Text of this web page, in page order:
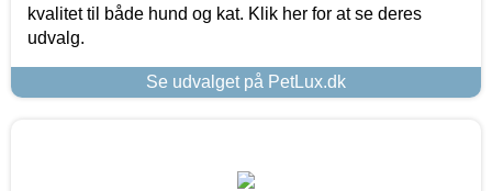
kvalitet til både hund og kat. Klik her for at se deres
udvalg.
Se udvalget på PetLux.dk